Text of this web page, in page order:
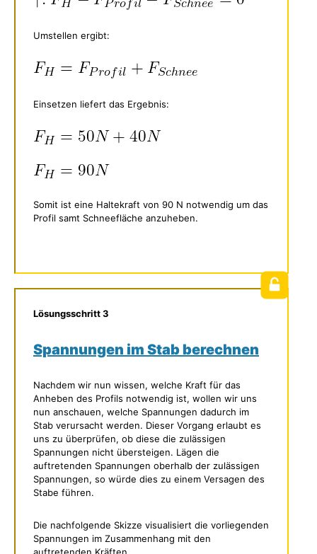
Umstellen ergibt:
Einsetzen liefert das Ergebnis:
Somit ist eine Haltekraft von 90 N notwendig um das
Profil samt Schneefläche anzuheben.
Lösungsschritt 3
Spannungen im Stab berechnen
Nachdem wir nun wissen, welche Kraft für das
Anheben des Profils notwendig ist, wollen wir uns
nun anschauen, welche Spannungen dadurch im
Stab verursacht werden. Dieser Vorgang erlaubt es
uns zu überprüfen, ob diese die zulässigen
Spannungen nicht übersteigen. Lägen die
auftretenden Spannungen oberhalb der zulässigen
Spannungen, so würde dies zu einem Versagen des
Stabe führen.
Die nachfolgende Skizze visualisiert die vorliegenden
Spannungen im Zusammenhang mit den